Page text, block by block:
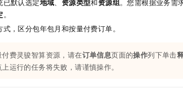
。
，区分包年包月和按量付费订单。
费灵骏智算资源，请在订单信息页面的操作列下单击
运行的任务将失败，请谨慎操作。